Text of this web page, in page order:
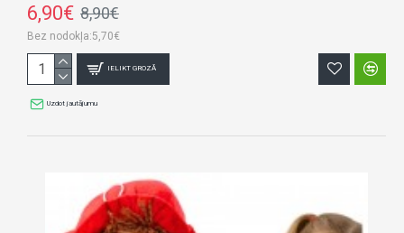
6,90€ 8,90€
Bez nodokļa:5,70€
IELIKT GROZĀ
Uzdot jautājumu